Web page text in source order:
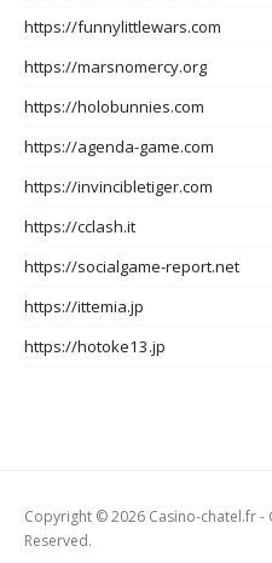
https://funnylittlewars.com
https://marsnomercy.org
https://holobunnies.com
https://agenda-game.com
https://invincibletiger.com
https://cclash.it
https://socialgame-report.net
https://ittemia.jp
https://hotoke13.jp
Copyright © 2026 Casino-chatel.fr -
Reserved.